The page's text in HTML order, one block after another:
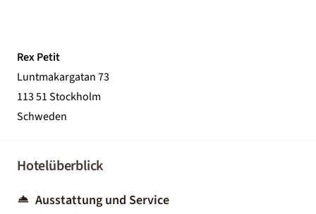
Rex Petit
Luntmakargatan 73
113 51 Stockholm
Schweden
Hotelüberblick
Ausstattung und Service